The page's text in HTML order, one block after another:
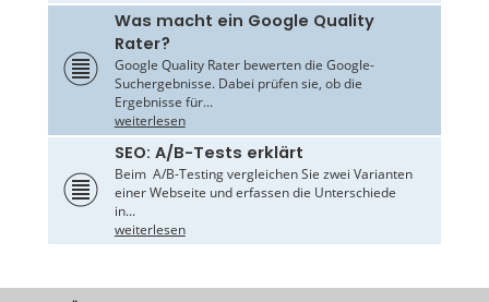
Was macht ein Google Quality
Rater?
Google Quality Rater bewerten die Google-
Suchergebnisse. Dabei prüfen sie, ob die
Ergebnisse für...
weiterlesen
SEO: A/B-Tests erklärt
Beim A/B-Testing vergleichen Sie zwei Varianten
einer Webseite und erfassen die Unterschiede
in...
weiterlesen